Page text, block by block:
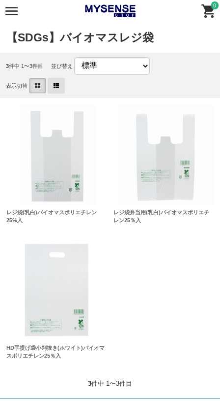
0
【SDGs】バイオマスレジ袋
3件中 1〜3件目 並び替え
表示切替
レジ袋(乳白)バイオマスポリエチレン
25%入
レジ袋弁当用(乳白)バイオマスポリエチ
レン25％入
HD手提げ袋小判抜き(ホワイト)バイオマ
スポリエチレン25％入
3件中 1〜3件目